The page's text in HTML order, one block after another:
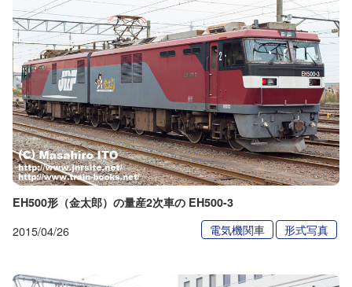
EH500形（金太郎）の量産2次車の EH500-3
2015/04/26 電気機関車 形式写真